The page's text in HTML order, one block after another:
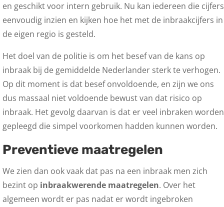
en geschikt voor intern gebruik. Nu kan iedereen die cijfers
eenvoudig inzien en kijken hoe het met de inbraakcijfers in
de eigen regio is gesteld.
Het doel van de politie is om het besef van de kans op
inbraak bij de gemiddelde Nederlander sterk te verhogen.
Op dit moment is dat besef onvoldoende, en zijn we ons
dus massaal niet voldoende bewust van dat risico op
inbraak. Het gevolg daarvan is dat er veel inbraken worden
gepleegd die simpel voorkomen hadden kunnen worden.
Preventieve maatregelen
We zien dan ook vaak dat pas na een inbraak men zich
bezint op inbraakwerende maatregelen. Over het
algemeen wordt er pas nadat er wordt ingebroken